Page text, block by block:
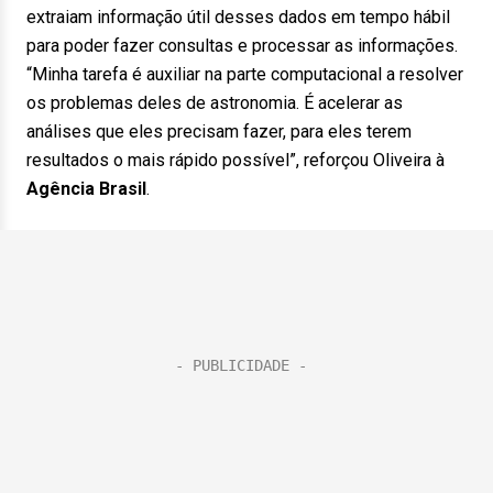
extraiam informação útil desses dados em tempo hábil
para poder fazer consultas e processar as informações.
“Minha tarefa é auxiliar na parte computacional a resolver
os problemas deles de astronomia. É acelerar as
análises que eles precisam fazer, para eles terem
resultados o mais rápido possível”, reforçou Oliveira à
Agência Brasil.